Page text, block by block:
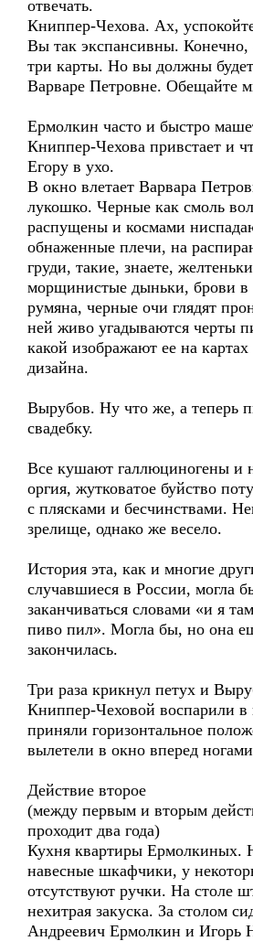
отвечать.
Книппер-Чехова. Ах,
Вы так экспансивны. Конечно,
три карты. Но вы должны
Варваре Петровне. Обещайте
Ермолкин часто и быстро
Книппер-Чехова привстает и
Егору в ухо.
В окно влетает Варвара
лукошко. Черные как смоль
распущены и космами
обнаженные плечи, на
груди, такие, знаете,
морщинистые дыньки, брови в
румяна, черные очи глядят
ней живо угадываются черты
какой изображают ее на
дизайна.
Вырубов. Ну что же, а теперь
свадебку.
Все кушают галлюциногены и
оргия, жутковатое буйство
с плясками и бесчинствами.
зрелище, однако же весело.
История эта, как и многие
случавшиеся в России, могла
заканчиваться словами «и я
пиво пил». Могла бы, но она
закончилась.
Три раза крикнул петух и
Книппер-Чеховой воспарили в
приняли горизонтальное
вылетели в окно вперед ногами
Действие второе
(между первым и вторым
проходит два года)
Кухня квартиры Ермолкиных.
навесные шкафчики, у
отсутствуют ручки. На столе
нехитрая закуска. За столом
Андреевич Ермолкин и Игорь